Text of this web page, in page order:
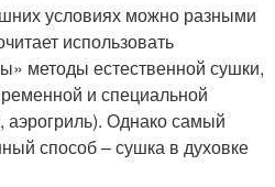
условиях можно разными
использовать
методы естественной сушки,
и специальной
аэрогриль). Однако самый
способ – сушка в духовке